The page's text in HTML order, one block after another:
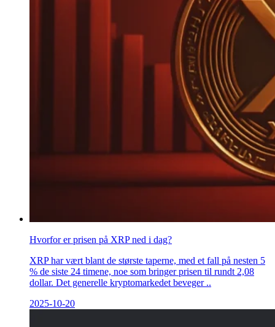
Hvorfor er prisen på XRP ned i dag?
XRP har vært blant de største taperne, med et fall på nesten 5
% de siste 24 timene, noe som bringer prisen til rundt 2,08
dollar. Det generelle kryptomarkedet beveger ..
2025-10-20